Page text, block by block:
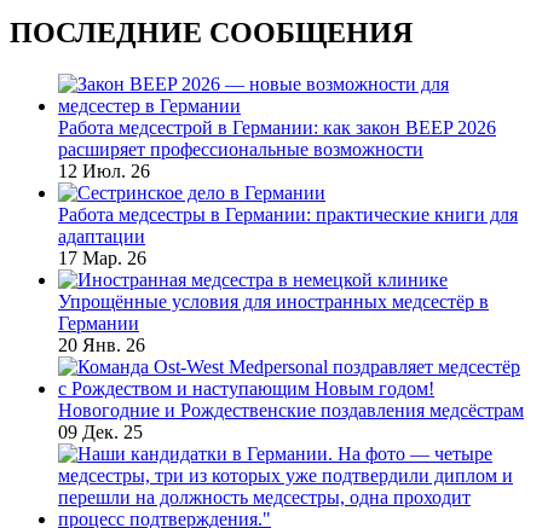
ПОСЛЕДНИЕ СООБЩЕНИЯ
Работа медсестрой в Германии: как закон BEEP 2026
расширяет профессиональные возможности
12 Июл. 26
Работа медсестры в Германии: практические книги для
адаптации
17 Мар. 26
Упрощённые условия для иностранных медсестёр в
Германии
20 Янв. 26
Новогодние и Рождественские поздавления медсёстрам
09 Дек. 25